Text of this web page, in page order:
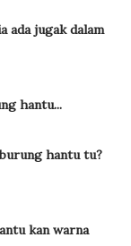
ada jugak dalam
hantu...
hantu tu?
kan warna